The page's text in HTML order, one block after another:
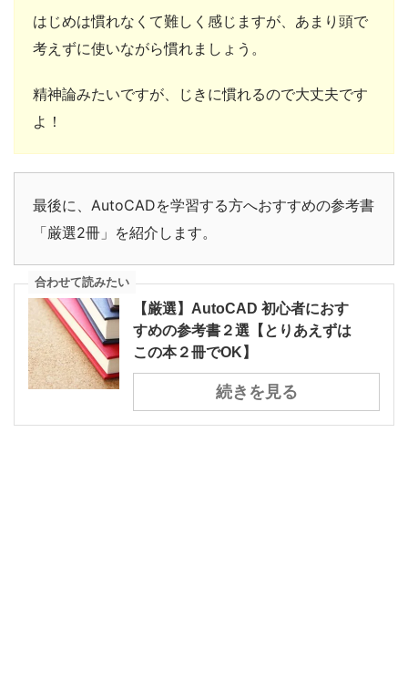
はじめは慣れなくて難しく感じますが、あまり頭で
考えずに使いながら慣れましょう。
精神論みたいですが、じきに慣れるので大丈夫です
よ！
最後に、AutoCADを学習する方へおすすめの参考書
「厳選2冊」を紹介します。
合わせて読みたい
【厳選】AutoCAD 初心者におす
すめの参考書２選【とりあえずは
この本２冊でOK】
続きを見る